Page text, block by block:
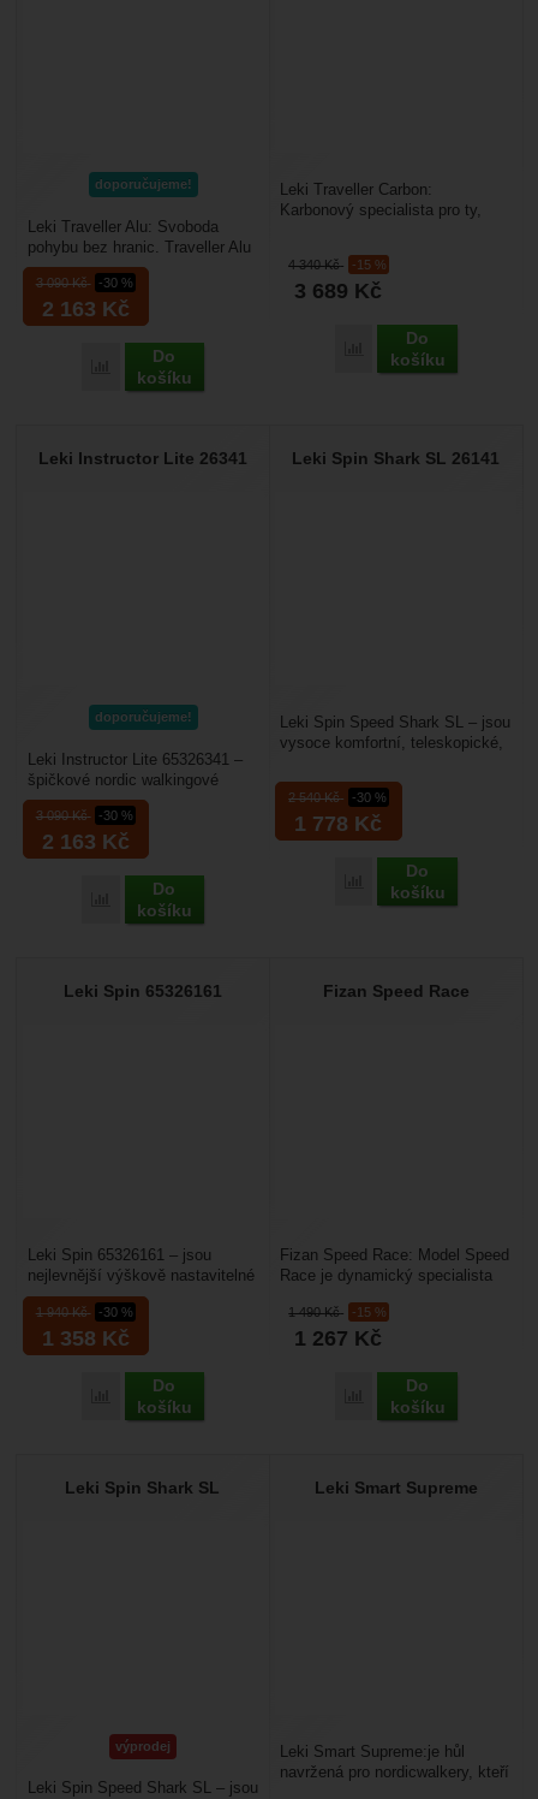
doporučujeme!
3 090Kč -30 %
2 163 Kč
Přidat 'Leki Traveller Alu' k porovnání
Do
košíku
Leki Traveller Alu: Svoboda
pohybu bez hranic. Traveller Alu
je hůl navržená pro aktivní
uživatele, kteří...
4 340Kč -15 %
3 689 Kč
Přidat 'Leki Traveller
Do
košíku
Leki Traveller Carbon:
Karbonový specialista pro ty,
Carbon je klenotem...
Leki Instructor Lite 26341
doporučujeme!
3 090Kč -30 %
2 163 Kč
Přidat 'Leki Instructor Lite 26341' k porovnání
Do
košíku
Leki Instructor Lite 65326341 –
špičkové nordic walkingové
hůlky od Leki jsou vhodné pro
maximální sportovní...
Leki Spin Shark SL 26141
2 540Kč -30 %
1 778 Kč
Přidat 'Leki Spin Shark
Do
košíku
Leki Spin Speed Shark SL – jsou
vysoce komfortní, teleskopické,
hole, které...
Leki Spin 65326161
1 940Kč -30 %
1 358 Kč
Přidat 'Leki Spin 65326161' k porovnání
Do
košíku
Leki Spin 65326161 – jsou
nejlevnější výškově nastavitelné
hole pro Nordic Walking od Leki.
Mají nastavitelnou...
Fizan Speed Race
1 490Kč -15 %
1 267 Kč
Přidat 'Fizan Speed
Do
košíku
Fizan Speed Race: Model Speed
Race je dynamický specialista
extrémně...
Leki Spin Shark SL
výprodej
Leki Spin Speed Shark SL – jsou
Leki Smart Supreme
Leki Smart Supreme:je hůl
navržená pro nordicwalkery, kteří